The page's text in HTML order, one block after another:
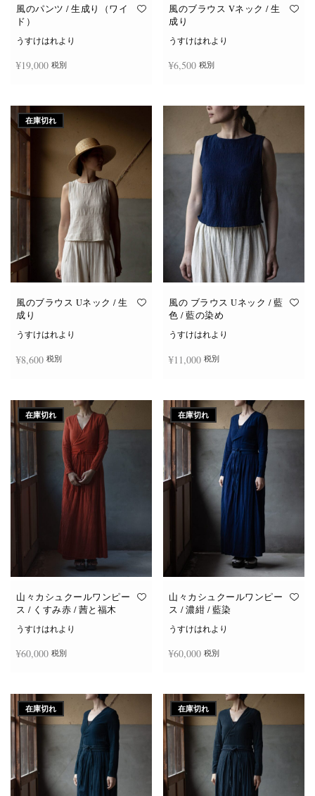
オ
ジ
選
択
で
き
ま
す
オ
ジ
か
ら
選
風のパンツ / 生成り（ワイ
ド）
うすけはれより
¥19,000 税別
風のブラウス Vネック / 生
成り
うすけはれより
¥6,500 税別
在庫切れ
風のブラウス Uネック / 生
成り
うすけはれより
¥8,600 税別
風の ブラウス Uネック / 藍
色 / 藍の染め
うすけはれより
¥11,000 税別
在庫切れ
山々カシュクールワンピー
ス / くすみ赤 / 茜と福木
うすけはれより
¥60,000 税別
在庫切れ
山々カシュクールワンピー
ス / 濃紺 / 藍染
うすけはれより
¥60,000 税別
在庫切れ 在庫切れ